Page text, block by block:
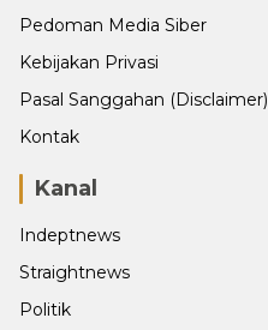
Pedoman Media Siber
Kebijakan Privasi
Pasal Sanggahan (Disclaimer)
Kontak
Kanal
Indeptnews
Straightnews
Politik